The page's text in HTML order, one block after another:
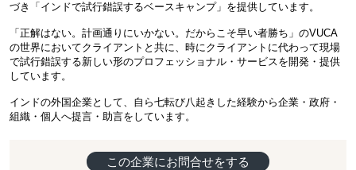
づき「インドで試行錯誤するベースキャンプ」を提供しています。
「正解はない。計画通りにいかない。だからこそ早い者勝ち」のVUCA
の世界においてクライアントと共に、時にクライアントに代わって現場
で試行錯誤する新しい形のプロフェッショナル・サービスを開発・提供
しています。
インドの外国企業として、自ら七転び八起きした経験から企業・政府・
組織・個人へ提言・助言をしています。
この企業にお問合せをする